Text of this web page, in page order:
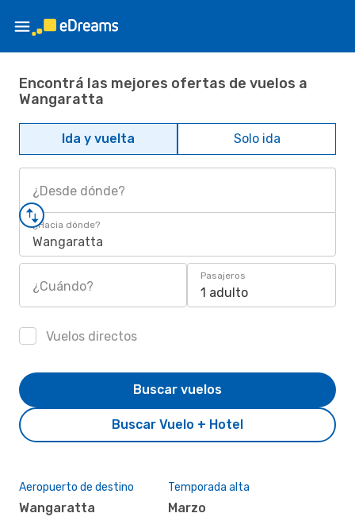
Encontrá las mejores ofertas de vuelos a
Wangaratta
Ida y vuelta Solo ida
¿Desde dónde?
¿Hacia dónde?
Wangaratta
¿Cuándo?
Pasajeros
1 adulto
Vuelos directos
Buscar Vuelo + Hotel
Buscar vuelos
Aeropuerto de destino
Wangaratta
Temporada alta
marzo